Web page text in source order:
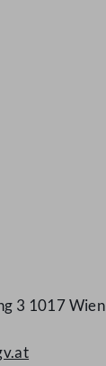
3 1017 Wien